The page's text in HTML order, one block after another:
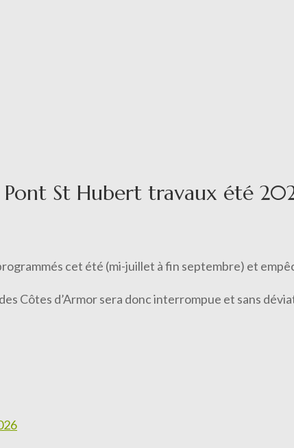
St Hubert travaux été
cet été (mi-juillet à fin septembre) et
Côtes d’Armor sera donc interrompue et sans